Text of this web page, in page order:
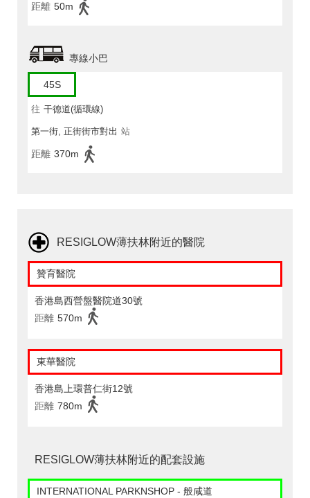
距離 50m
專線小巴
45S
往 干德道(循環線)
第一街, 正街街市對出 站
距離 370m
RESIGLOW薄扶林附近的醫院
贊育醫院
香港島西營盤醫院道30號
距離 570m
東華醫院
香港島上環普仁街12號
距離 780m
RESIGLOW薄扶林附近的配套設施
INTERNATIONAL PARKNSHOP - 般咸道